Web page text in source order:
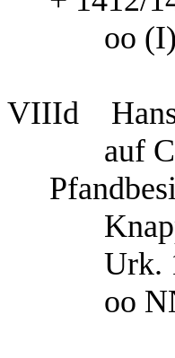
oo
VIIId
auf
Urk.
oo